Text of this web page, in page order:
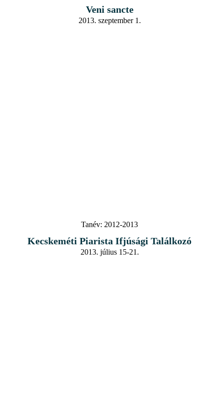
Veni sancte
2013. szeptember 1.
Tanév: 2012-2013
Kecskeméti Piarista Ifjúsági Találkozó
2013. július 15-21.